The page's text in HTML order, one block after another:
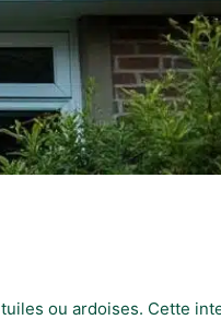
ou ardoises. Cette